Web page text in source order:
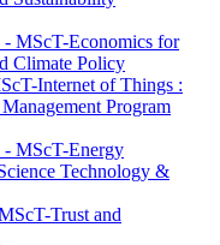
MScT-Economics for
Climate Policy
Internet of Things :
Program
MScT-Energy
Technology &
Trust and